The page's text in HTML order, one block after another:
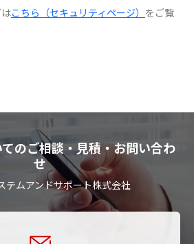
こちら（セキュリティページ） をご覧
のご相談・見積・お問い合わ
せ
テムアンドサポート株式会社